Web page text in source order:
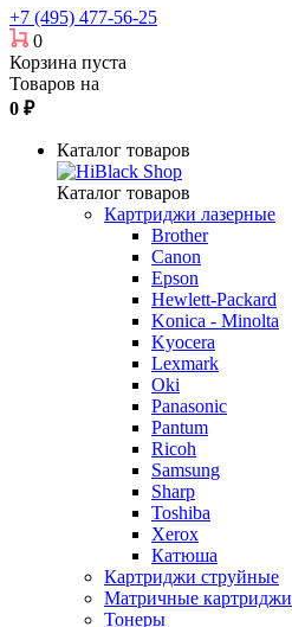
+7 (495) 477-56-25
0
Корзина пуста
Товаров на
0 ₽
Каталог товаров
Каталог товаров
Картриджи лазерные
Brother
Canon
Epson
Hewlett-Packard
Konica - Minolta
Kyocera
Lexmark
Oki
Panasonic
Pantum
Ricoh
Samsung
Sharp
Toshiba
Xerox
Катюша
Картриджи струйные
Матричные картриджи
Тонеры